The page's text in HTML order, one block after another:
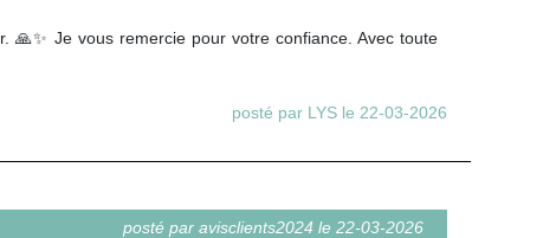
🙏✨ Je vous remercie pour votre confiance. Avec toute
posté par LYS le 22-03-2026
posté par avisclients2024 le 22-03-2026